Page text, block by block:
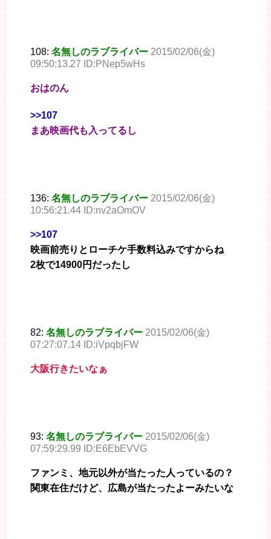
108: 名無しのラブライバー 2015/02/06(金)
09:50:13.27 ID:PNep5wHs
おはのん
>>107
まあ映画代も入ってるし
136: 名無しのラブライバー 2015/02/06(金)
10:56:21.44 ID:nv2aOmOV
>>107
映画前売りとローチケ手数料込みですからね
2枚で14900円だったし
82: 名無しのラブライバー 2015/02/06(金)
07:27:07.14 ID:iVpqbjFW
大阪行きたいなぁ
93: 名無しのラブライバー 2015/02/06(金)
07:59:29.99 ID:E6EbEVVG
ファンミ、地元以外が当たった人っているの？
関東在住だけど、広島が当たったよーみたいな